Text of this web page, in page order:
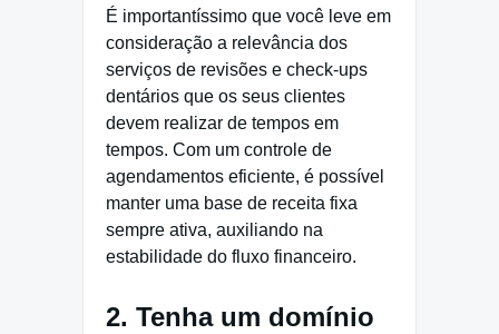
É importantíssimo que você leve em
consideração a relevância dos
serviços de revisões e check-ups
dentários que os seus clientes
devem realizar de tempos em
tempos. Com um controle de
agendamentos eficiente, é possível
manter uma base de receita fixa
sempre ativa, auxiliando na
estabilidade do fluxo financeiro.
2. Tenha um domínio